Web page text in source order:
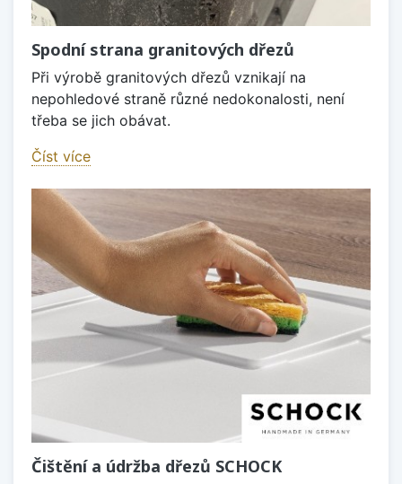
Spodní strana granitových dřezů
Při výrobě granitových dřezů vznikají na
nepohledové straně různé nedokonalosti, není
třeba se jich obávat.
Číst více
Čištění a údržba dřezů SCHOCK